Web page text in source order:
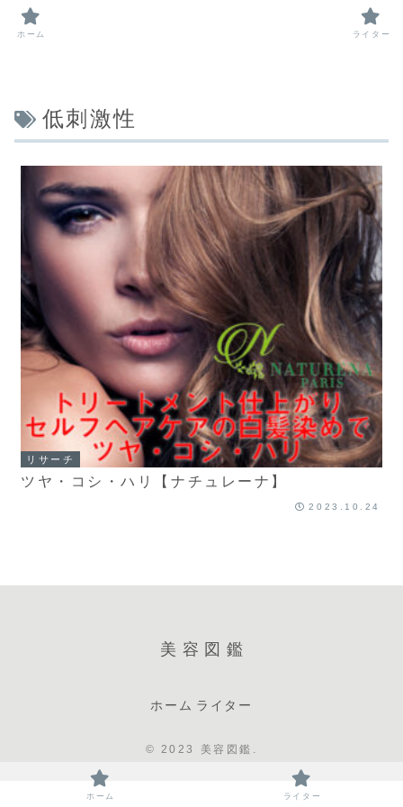
低刺激性
リサーチ
ツヤ・コシ・ハリ【ナチュレーナ】
2023.10.24
美容図鑑
ホーム ライター
© 2023 美容図鑑.
ホーム ライター
ホーム ライター